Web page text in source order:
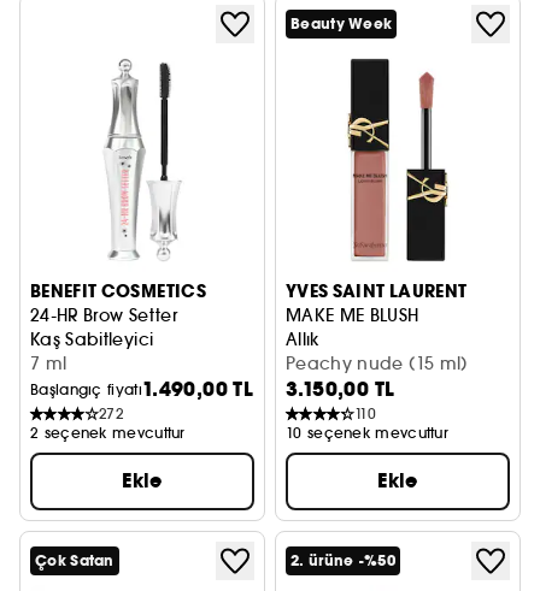
BENEFIT COSMETICS
24-HR Brow Setter
Kaş Sabitleyici
7 ml
Başlangıç fiyatı1.490,00 TL
272
2 seçenek mevcuttur
Ekle
Beauty Week
YVES SAINT LAURENT
MAKE ME BLUSH
Allık
Peachy nude (15 ml)
3.150,00 TL
110
10 seçenek mevcuttur
Ekle
Çok Satan 2. ürüne -%50